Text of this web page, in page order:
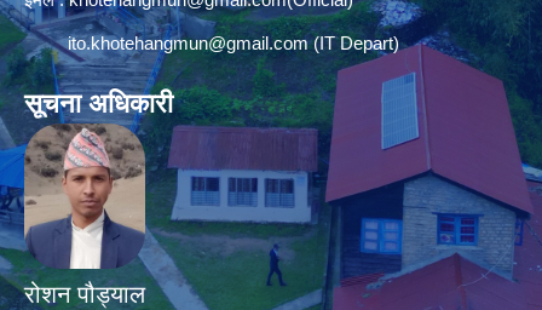
ito.khotehangmun@gmail.com(IT Depart)
सूचना अधिकारी
रोशन पौड्याल